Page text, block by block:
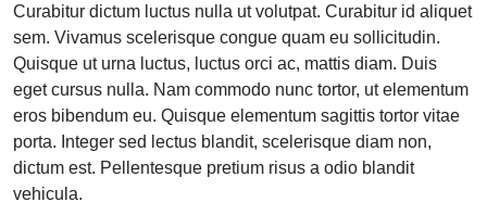
Curabitur dictum luctus nulla ut volutpat. Curabitur id aliquet
sem. Vivamus scelerisque congue quam eu sollicitudin.
Quisque ut urna luctus, luctus orci ac, mattis diam. Duis
eget cursus nulla. Nam commodo nunc tortor, ut elementum
eros bibendum eu. Quisque elementum sagittis tortor vitae
porta. Integer sed lectus blandit, scelerisque diam non,
dictum est. Pellentesque pretium risus a odio blandit
vehicula.